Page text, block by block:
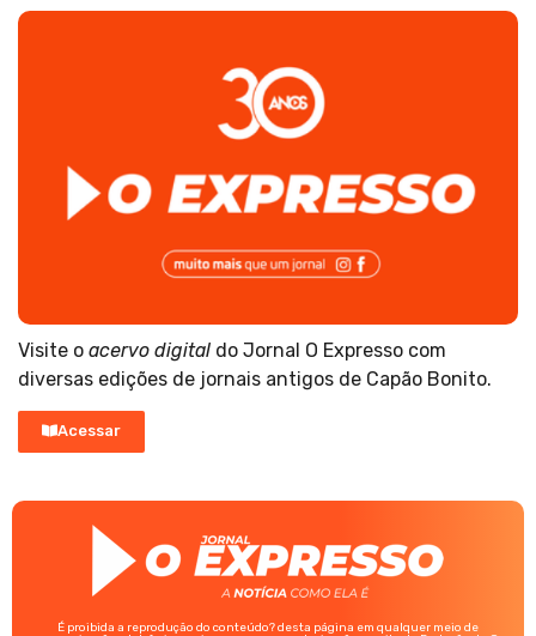
Visite o acervo digital do Jornal O Expresso com
diversas edições de jornais antigos de Capão Bonito.
Acessar
É proibida a reprodução do conteúdo? desta página em qualquer meio de